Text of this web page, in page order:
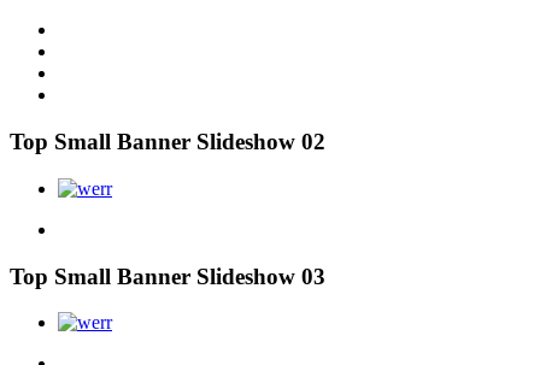
Top Small Banner Slideshow 02
Top Small Banner Slideshow 03